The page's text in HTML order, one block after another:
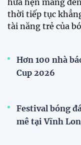
Loạt cầu thủ